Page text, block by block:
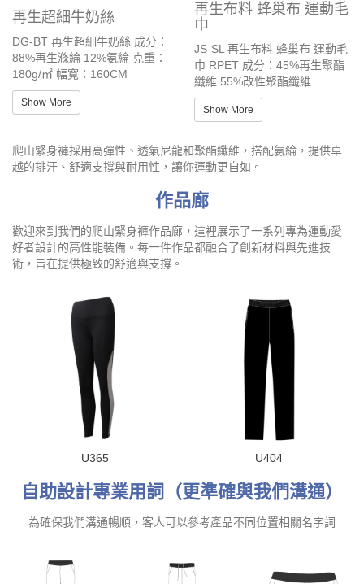
再生超細牛奶絲
DG-BT 再生超細牛奶絲 成分：
88%再生滌綸 12%氨綸 克重：
180g/㎡ 幅寬：160CM
Show More
再生布料 蜂巢布 運動毛
巾
JS-SL 再生布料 蜂巢布 運動毛
巾 RPET 成分：45%再生聚酯
纖維 55%改性聚酯纖維
Show More
爬山緊身褲採用高彈性、透氣尼龍和聚酯纖維，搭配氨綸，提供卓
越的排汗、舒適支撐與耐用性，讓你運動更自如。
作品廊
歡迎來到我們的爬山緊身褲作品廊，這裡展示了一系列專為運動愛
好者設計的高性能裝備。每一件作品都融合了創新材料與先進技
術，旨在提供極致的舒適與支撐。
U365 U404
自助設計專業用詞（更準確與我們溝通）
為確保我們溝通暢順，客人可以參考產品不同位置相關名字詞